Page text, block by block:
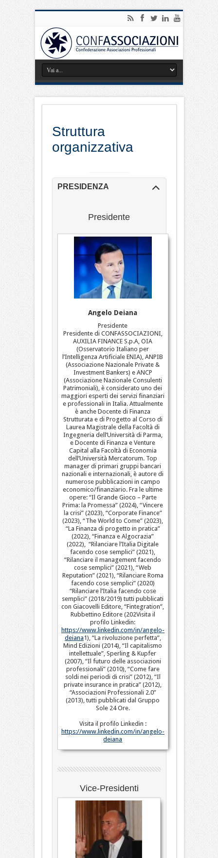
Struttura
organizzativa
PRESIDENZA
Presidente
Angelo Deiana
Presidente
Presidente di CONFASSOCIAZIONI,
AUXILIA FINANCE S.p.A, OIA
(Osservatorio Italiano per
l’Intelligenza Artificiale ENIA), ANPIB
(Associazione Nazionale Private &
Investment Bankers) e ANCP
(Associazione Nazionale Consulenti
Patrimoniali), è considerato uno dei
maggiori esperti dei servizi finanziari
e professionali in Italia. Attualmente
è anche Docente di Finanza
Strutturata e di Progetto al Corso di
Laurea Magistrale della Facoltà di
Ingegneria dell’Università di Parma,
e Docente di Finanza e Venture
Capital alla Facoltà di Economia
dell’Università Mercatorum. Top
manager di primari gruppi bancari
nazionali e internazionali, è autore di
numerose pubblicazioni in campo
economico/finanziario. Fra le ultime
opere: “Il Grande Gioco – Parte
Prima: la Promessa” (2024), “Vincere
la crisi” (2023), “Corporate Finance”
(2023), “The World to Come” (2023),
“La Finanza di progetto in pratica”
(2022), “Finanza e Algocrazia”
(2022), “Rilanciare l’Italia Digitale
facendo cose semplici” (2021),
“Rilanciare il management facendo
cose semplici” (2021), “Web
Reputation” (2021), “Rilanciare Roma
facendo cose semplici” (2020)
“Rilanciare l’Italia facendo cose
semplici” (2018/2019) tutti pubblicati
con Giacovelli Editore, “Fintegration”,
Rubbettino Editore (202Visita il
profilo Linkedin:
https://www.linkedin.com/in/angelo-
deiana1), “La rivoluzione perfetta”,
Mind Edizioni (2014), “Il capitalismo
intellettuale”, Sperling & Kupfer
(2007), “Il futuro delle associazioni
professionali” (2010), “Come fare
soldi nei periodi di crisi” (2012), “Il
private insurance in pratica” (2012),
“Associazioni Professionali 2.0”
(2013), tutti pubblicati dal Gruppo
Sole 24 Ore.
Visita il profilo Linkedin :
https://www.linkedin.com/in/angelo-
deiana
Vice-Presidenti